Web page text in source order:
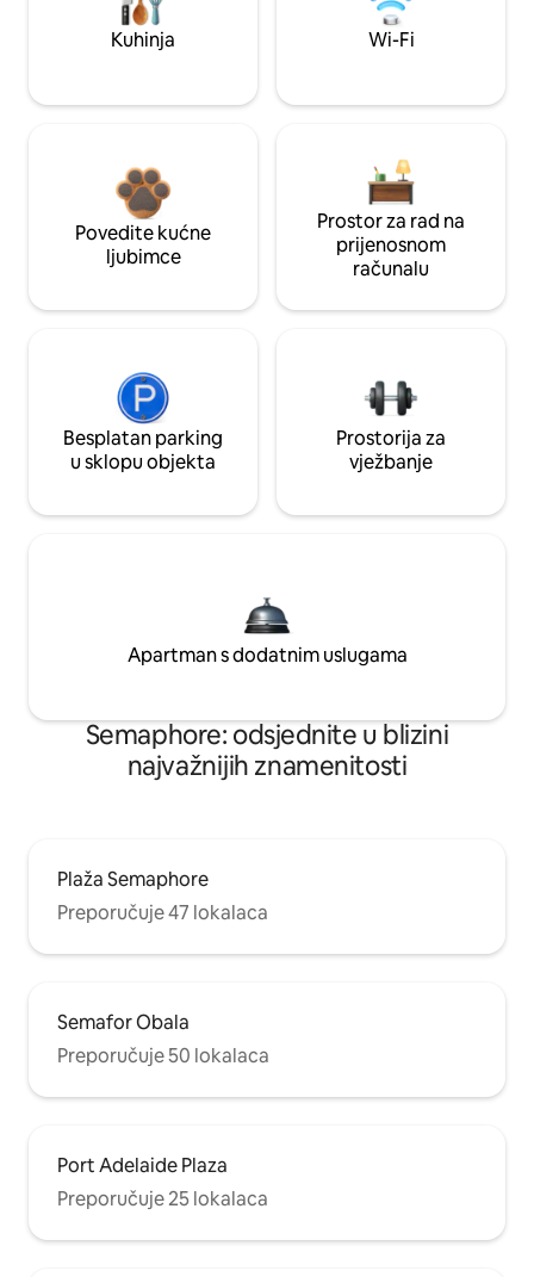
Kuhinja Wi-Fi
Povedite kućne
ljubimce
Prostor za rad na
prijenosnom
računalu
Besplatan parking
u sklopu objekta
Prostorija za
vježbanje
Apartman s dodatnim uslugama
Semaphore: odsjednite u blizini
najvažnijih znamenitosti
Plaža Semaphore
Preporučuje 47 lokalaca
Semafor Obala
Preporučuje 50 lokalaca
Port Adelaide Plaza
Preporučuje 25 lokalaca